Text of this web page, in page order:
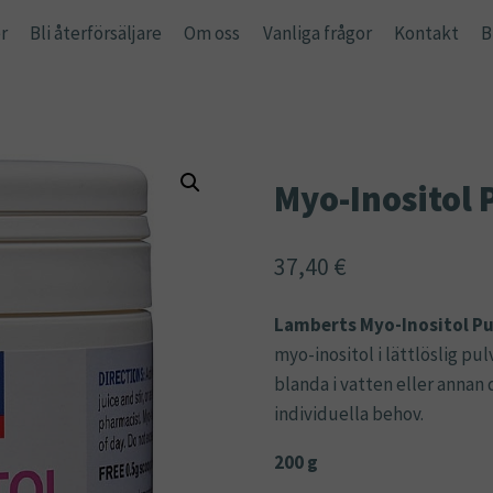
Bli återförsäljare Om oss Vanliga frågor Kontakt
Myo-Inositol
37,40 €
Lamberts Myo-Inositol
myo-inositol i lättlöslig
blanda i vatten eller
individuella behov.
200 g